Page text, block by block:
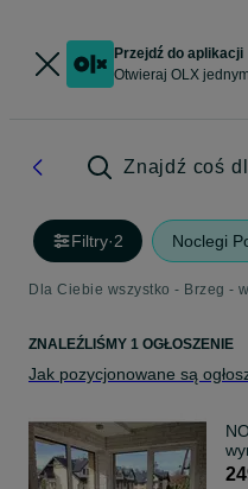
Przejdź do aplikacji
Otwieraj OLX
Znajdź coś
Filtry·2 Noclegi
Dla Ciebie wszystko - Brzeg -
ZNALEŹLIŚMY 1 OGŁOSZENIE
Jak pozycjonowane są